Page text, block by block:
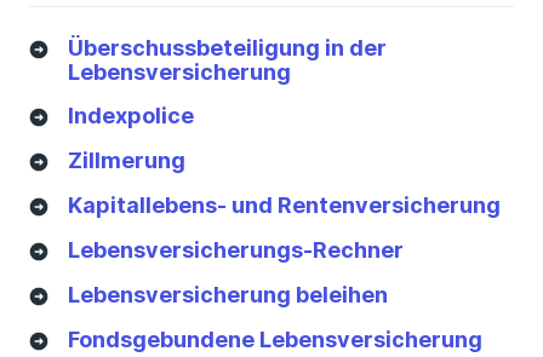
Überschussbeteiligung in der
Lebensversicherung
Indexpolice
Zillmerung
Kapitallebens- und Rentenversicherung
Lebensversicherungs-Rechner
Lebensversicherung beleihen
Fondsgebundene Lebensversicherung